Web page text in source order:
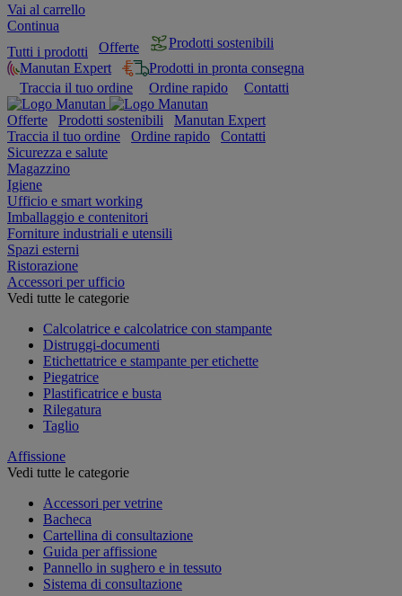
Vai al carrello
Continua
Tutti i prodotti
Offerte
Prodotti sostenibili
Manutan Expert
Prodotti in pronta consegna
Traccia il tuo ordine
Ordine rapido Contatti
Offerte Prodotti sostenibili
Manutan Expert
Traccia il tuo ordine
Ordine rapido
Contatti
Sicurezza e salute
Magazzino
Igiene
Ufficio e smart working
Imballaggio e contenitori
Forniture industriali e utensili
Spazi esterni
Ristorazione
Accessori per ufficio
Vedi tutte le categorie
Calcolatrice e calcolatrice con stampante
Distruggi-documenti
Etichettatrice e stampante per etichette
Piegatrice
Plastificatrice e busta
Rilegatura
Taglio
Affissione
Vedi tutte le categorie
Accessori per vetrine
Bacheca
Cartellina di consultazione
Guida per affissione
Pannello in sughero e in tessuto
Sistema di consultazione